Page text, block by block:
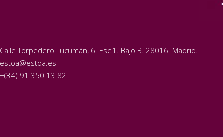
Calle Torpedero Tucumán, 6. Esc.1. Bajo B. 28016. Madrid.
estoa@estoa.es
+(34) 91 350 13 82